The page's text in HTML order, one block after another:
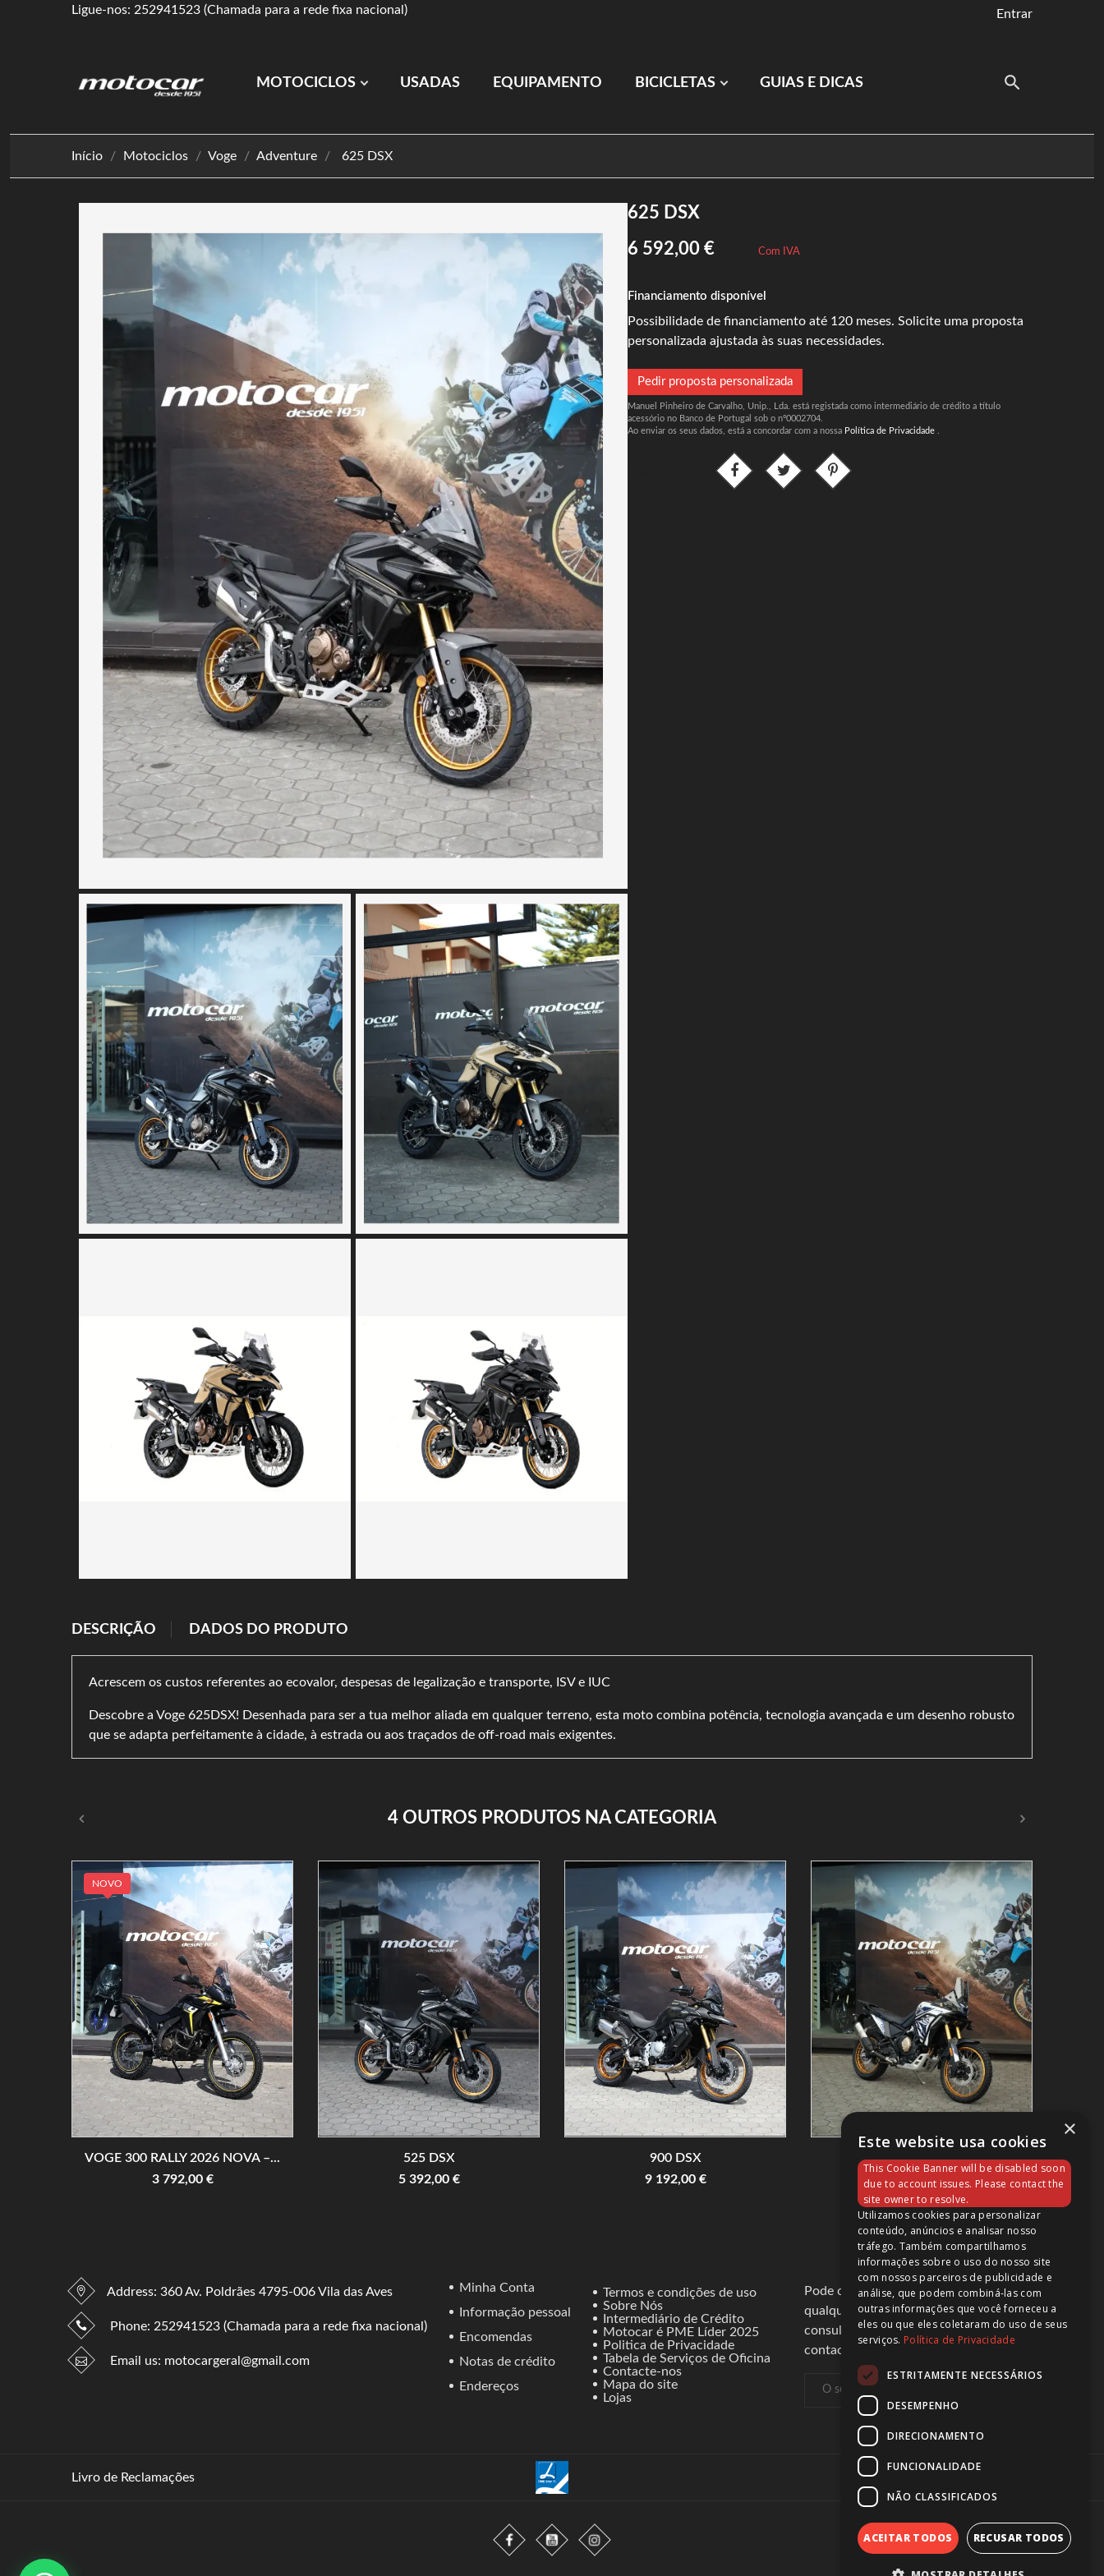
Ligue-nos: 252941523 (Chamada para a rede fixa nacional) Entrar
MOTOCICLOS USADAS EQUIPAMENTO BICICLETAS GUIAS E DICAS
Início Motociclos Voge Adventure 625 DSX
625 DSX
6 592,00 €
Com IVA
Financiamento disponível
Possibilidade de financiamento até 120 meses. Solicite uma proposta
personalizada ajustada às suas necessidades.
Pedir proposta personalizada
Manuel Pinheiro de Carvalho, Unip., Lda. está registada como intermediário de crédito a título
acessório no Banco de Portugal sob o nº0002704.
Ao enviar os seus dados, está a concordar com a nossa Política de Privacidade
DESCRIÇÃO DADOS DO PRODUTO
Acrescem os custos referentes ao ecovalor, despesas de legalização e transporte, ISV e IUC
Descobre a Voge 625DSX! Desenhada para ser a tua melhor aliada em qualquer terreno, esta moto combina potência, tecnologia avançada e um desenho robusto
que se adapta perfeitamente à cidade, à estrada ou aos traçados de off-road mais exigentes.
4 OUTROS PRODUTOS NA CATEGORIA
VOGE 300 RALLY 2026 NOVA –...
3 792,00 €
NOVO
525 DSX
5 392,00 €
900 DSX
9 192,00 €
DS800 RALLY
7 888,00 €
Address: 360 Av. Poldrães 4795-006 Vila das Aves
Phone: 252941523 (Chamada para a rede fixa nacional)
Email us: motocargeral@gmail.com
Minha Conta
Informação pessoal
Encomendas
Notas de crédito
Endereços
Termos e condições de uso
Sobre Nós
Intermediário de Crédito
Motocar é PME Líder 2025
Politica de Privacidade
Tabela de Serviços de Oficina
Contacte-nos
Mapa do site
Lojas
Pode cancelar a subscrição a
qualquer momento. Para tal,
consulte a nossa informação de
contacto na declaração legal.
Livro de Reclamações
×
Este website usa cookies
This Cookie Banner will be disabled soon
due to account issues. Please contact the
site owner to resolve.
Utilizamos cookies para personalizar
conteúdo, anúncios e analisar nosso
tráfego. Também compartilhamos
informações sobre o uso do nosso site
com nossos parceiros de publicidade e
análise, que podem combiná-las com
outras informações que você forneceu a
eles ou que eles coletaram do uso de seus
serviços. Política de Privacidade
ESTRITAMENTE NECESSÁRIOS
DESEMPENHO
DIRECIONAMENTO
FUNCIONALIDADE
NÃO CLASSIFICADOS
ACEITAR TODOS RECUSAR TODOS